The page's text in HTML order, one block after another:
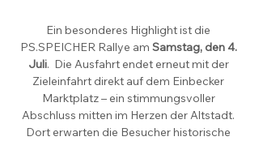
Ein besonderes Highlight ist die
PS.SPEICHER Rallye am Samstag, den 4.
Juli.  Die Ausfahrt endet erneut mit der
Zieleinfahrt direkt auf dem Einbecker
Marktplatz – ein stimmungsvoller
Abschluss mitten im Herzen der Altstadt.
Dort erwarten die Besucher historische